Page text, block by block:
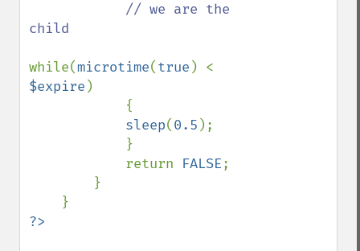
// we are the
child
while(microtime(true
$expire )
sleep(0.5 );
            return
FALSE;